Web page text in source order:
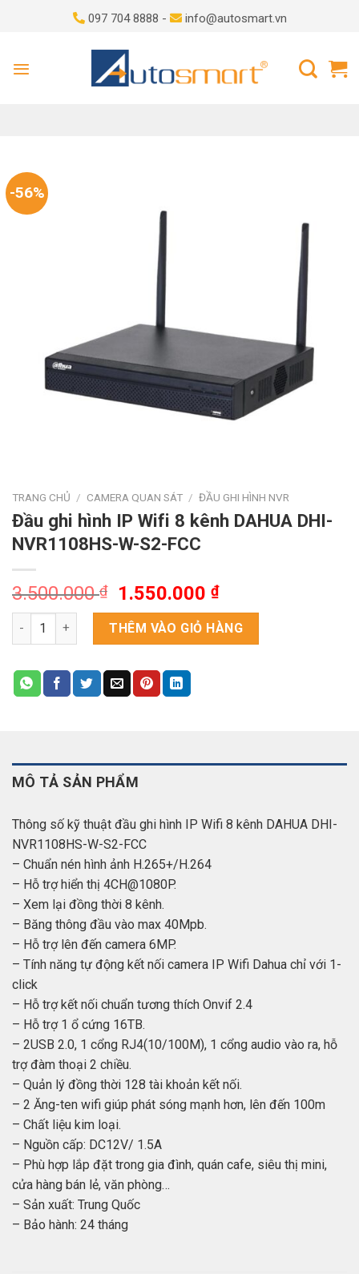
097 704 8888 - info@autosmart.vn
-56%
TRANG CHỦ / CAMERA QUAN SÁT / ĐẦU GHI HÌNH NVR
Đầu ghi hình IP Wifi 8 kênh DAHUA DHI-
NVR1108HS-W-S2-FCC
3.500.000₫
Giá
gốc
là:
3.500.000 ₫.
1.550.000₫Giá
hiện
tại
là:
Đầu ghi hình IP Wifi 8 kênh DAHUA DHI-NVR1108HS-W-S2-
THÊM VÀO GIỎ HÀNG
MÔ TẢ SẢN PHẨM
Thông số kỹ thuật đầu ghi hình IP Wifi 8 kênh DAHUA DHI-
NVR1108HS-W-S2-FCC
– Chuẩn nén hình ảnh H.265+/H.264
– Hỗ trợ hiển thị 4CH@1080P.
– Xem lại đồng thời 8 kênh.
– Băng thông đầu vào max 40Mpb.
– Hỗ trợ lên đến camera 6MP.
– Tính năng tự động kết nối camera IP Wifi Dahua chỉ với 1-
click
– Hỗ trợ kết nối chuẩn tương thích Onvif 2.4
– Hỗ trợ 1 ổ cứng 16TB.
– 2USB 2.0, 1 cổng RJ4(10/100M), 1 cổng audio vào ra, hỗ
trợ đàm thoại 2 chiều.
– Quản lý đồng thời 128 tài khoản kết nối.
– 2 Ăng-ten wifi giúp phát sóng mạnh hơn, lên đến 100m
– Chất liệu kim loại.
– Nguồn cấp: DC12V/ 1.5A
– Phù hợp lắp đặt trong gia đình, quán cafe, siêu thị mini,
cửa hàng bán lẻ, văn phòng…
– Sản xuất: Trung Quốc
– Bảo hành: 24 tháng